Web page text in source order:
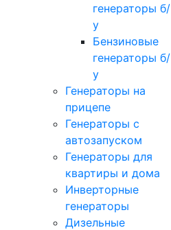
генераторы б/
у
Бензиновые
генераторы б/
у
Генераторы на
прицепе
Генераторы с
автозапуском
Генераторы для
квартиры и дома
Инверторные
генераторы
Дизельные